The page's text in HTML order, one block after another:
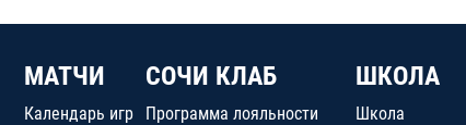
МАТЧИ
Календарь игр
СОЧИ КЛАБ
Программа лояльности
ШКОЛА
Школа